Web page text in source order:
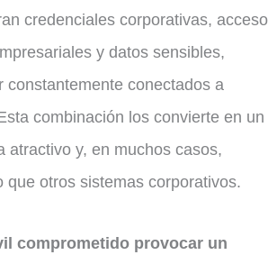
credenciales corporativas, acceso
y datos sensibles,
constantemente conectados a
combinación los convierte en un
atractivo y, en muchos casos,
que otros sistemas corporativos.
comprometido provocar un